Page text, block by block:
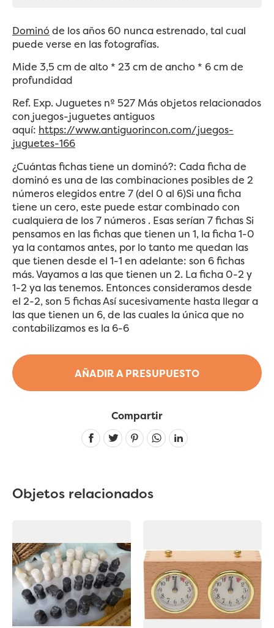
AÑADIR A PRESUPUESTO
Dominóde los años 60 nunca estrenado, tal cual
puede verse en las fotografías.
Mide 3,5 cm de alto * 23 cm de ancho * 6 cm de
profundidad
Ref. Exp. Juguetes nº 527 Más objetos relacionados
con juegos-juguetes antiguos
aquí: https://www.antiguorincon.com/juegos-
juguetes-166
¿Cuántas fichas tiene un dominó?: Cada ficha de
dominó es una de las combinaciones posibles de 2
números elegidos entre 7 (del 0 al 6)Si una ficha
tiene un cero, este puede estar combinado con
cualquiera de los 7 números . Esas serían 7 fichas Si
pensamos en las fichas que tienen un 1, la ficha 1-0
ya la contamos antes, por lo tanto me quedan las
que tienen desde el 1-1 en adelante: son 6 fichas
más. Vayamos a las que tienen un 2. La ficha 0-2 y
1-2 ya las tenemos. Entonces consideramos desde
el 2-2, son 5 fichas Así sucesivamente hasta llegar a
las que tienen un 6, de las cuales la única que no
contabilizamos es la 6-6
Compartir
Linkedin
Objetos relacionados